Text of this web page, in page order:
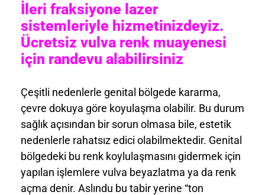
İleri fraksiyone lazer
sistemleriyle hizmetinizdeyiz.
Ücretsiz vulva renk muayenesi
için randevu alabilirsiniz
Çeşitli nedenlerle genital bölgede kararma,
çevre dokuya göre koyulaşma olabilir. Bu durum
sağlık açısından bir sorun olmasa bile, estetik
nedenlerle rahatsız edici olabilmektedir. Genital
bölgedeki bu renk koylulaşmasını gidermek için
yapılan işlemlere vulva beyazlatma ya da renk
açma denir. Aslındu bu tabir yerine “ton